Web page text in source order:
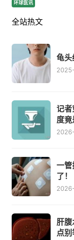
环球医讯
全站热文
龟
记者
度竟
一
了！
肝
点